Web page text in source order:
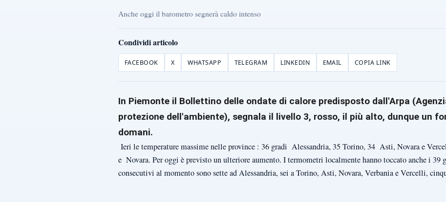
Anche oggi il barometro segnerà caldo intenso
Condividi articolo
FACEBOOK X WHATSAPP TELEGRAM LINKEDIN EMAIL COPIA LINK
In Piemonte il Bollettino delle ondate di calore predisposto dall'Arpa
protezione dell'ambiente), segnala il livello 3, rosso, il più alto, dunque un
domani.
Ieri le temperature massime nelle province : 36 gradi Alessandria, 35 Torino, 34 Asti, Novara e
e Novara. Per oggi è previsto un ulteriore aumento. I termometri localmente hanno toccato anche i
consecutivi al momento sono sette ad Alessandria, sei a Torino, Asti, Novara, Verbania e Vercelli,